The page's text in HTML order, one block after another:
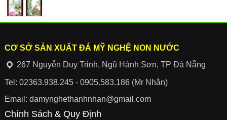
CƠ SỞ SẢN XUẤT ĐÁ MỸ NGHỆ NON NƯỚC
267 Nguyễn Duy Trinh, Ngũ Hành Sơn, TP Đà Nẵng
Tel: 02363.938.245 - 0905.583.186 (Mr Nhân)
Email: damynghethanhnhan@gmail.com
Chính Sách & Quy Định